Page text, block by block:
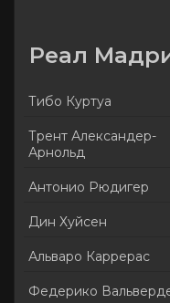
Реал
Тибо Куртуа
Трент Александер-
Арнольд
Антонио Рюдигер
Дин Хуйсен
Альваро Каррерас
Федерико